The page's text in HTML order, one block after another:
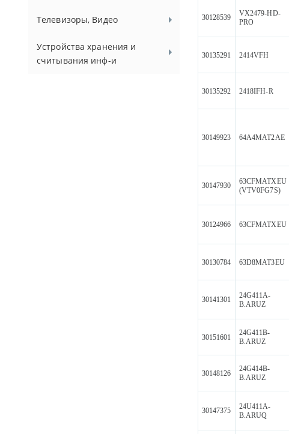
Телевизоры, Видео
Устройства хранения и
считывания инф-и
30128539
VX2479-HD-
PRO
30135291 2414VFH
30135292 2418IFH-R
30149923 64A4MAT2AE
30147930
63CFMATXEU
(VTV0FG7S)
30124966 63CFMATXEU
30130784 63D8MAT3EU
30141301
24G411A-
B.ARUZ
30151601
24G411B-
B.ARUZ
30148126
24G414B-
B.ARUZ
30147375
24U411A-
B.ARUQ